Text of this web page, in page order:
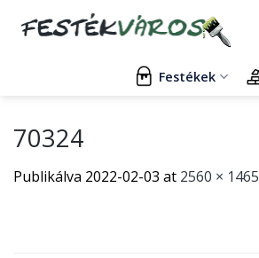
Festékek
70324
Publikálva 2022-02-03 at 2560 × 1465